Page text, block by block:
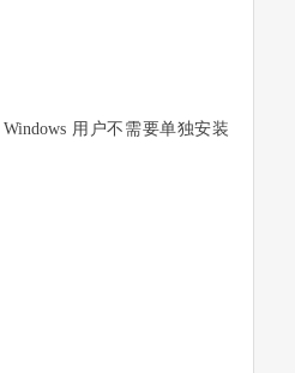
用户不需要单独安装